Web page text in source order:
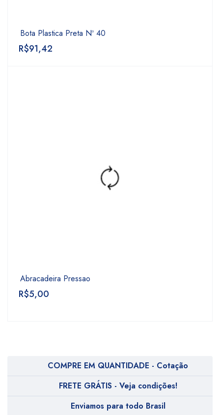
Bota Plastica Preta Nº 40
R$91,42
Abracadeira Pressao
R$5,00
COMPRE EM QUANTIDADE - Cotação
FRETE GRÁTIS - Veja condições!
Enviamos para todo Brasil